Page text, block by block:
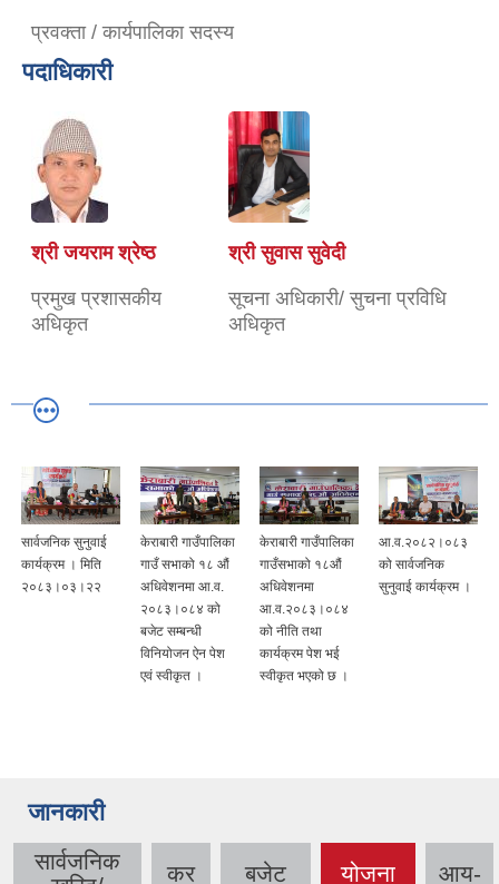
प्रवक्ता / कार्यपालिका सदस्य
पदाधिकारी
श्री जयराम श्रेष्ठ
प्रमुख प्रशासकीय
अधिकृत
श्री सुवास सुवेदी
सूचना अधिकारी/ सुचना प्रविधि
अधिकृत
सार्वजनिक सुनुवाई
कार्यक्रम । मिति
२०८३।०३।२२
केराबारी गाउँपालिका
गाउँ सभाको १८ औं
अधिवेशनमा आ.व.
२०८३।०८४ को
बजेट सम्बन्धी
विनियोजन ऐन पेश
एवं स्वीकृत ।
केराबारी गाउँपालिका
गाउँसभाको १८औं
अधिवेशनमा
आ.व.२०८३।०८४
को नीति तथा
कार्यक्रम पेश भई
स्वीकृत भएको छ ।
आ.व.२०८२।०८३
को सार्वजनिक
सुनुवाई कार्यक्रम ।
जानकारी
सार्वजनिक
कर
बजेट
योजना
आय-